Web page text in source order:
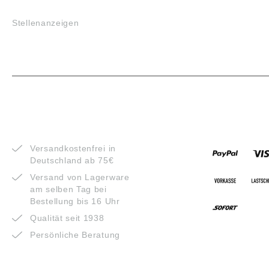
Stellenanzeigen
Versandkostenfrei in
Deutschland ab 75€
Versand von Lagerware
am selben Tag bei
Bestellung bis 16 Uhr
Qualität seit 1938
Persönliche Beratung